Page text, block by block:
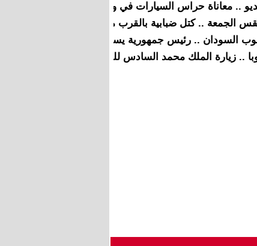
.. معاناة حراس السيارات في وقفة احتجاجية
الجمعة .. كتل ضبابية بالقرب من بعض السواحل
السودان .. رئيس جمهورية يستقبل أخنوش بجوبا
.. زيارة الملك محمد السادس للمستشفى الميداني